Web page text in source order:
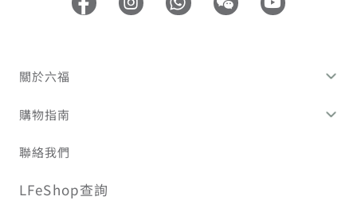
關於六福
購物指南
聯絡我們
LFeShop查詢